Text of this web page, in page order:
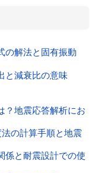
の解法と固有振動
と減衰比の意味
？地震応答解析にお
の計算手順と地震
係と耐震設計での使